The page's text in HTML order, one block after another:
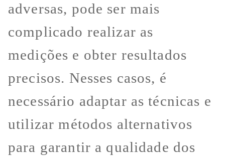
adversas, pode ser mais
complicado realizar as
medições e obter resultados
precisos. Nesses casos, é
necessário adaptar as técnicas e
utilizar métodos alternativos
para garantir a qualidade dos